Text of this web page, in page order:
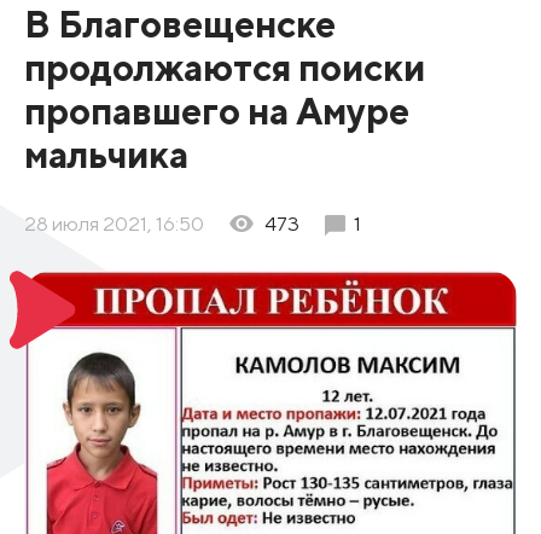
В Благовещенске
продолжаются поиски
пропавшего на Амуре
мальчика
28 июля 2021, 16:50 473 1